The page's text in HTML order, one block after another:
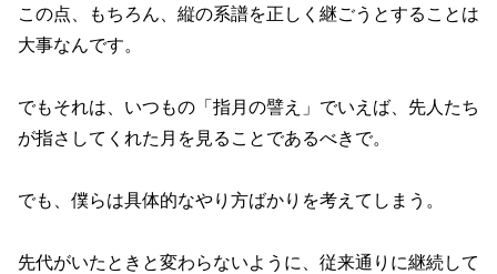
この点、もちろん、縦の系譜を正しく継ごうとすることは
大事なんです。
でもそれは、いつもの「指月の譬え」でいえば、先人たち
が指さしてくれた月を見ることであるべきで。
でも、僕らは具体的なやり方ばかりを考えてしまう。
先代がいたときと変わらないように、従来通りに継続して